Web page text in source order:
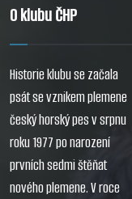
O klubu ČHP
Historie klubu se začala
psát se vznikem plemene
český horský pes v srpnu
roku 1977 po narození
prvních sedmi štěňat
nového plemene. V roce